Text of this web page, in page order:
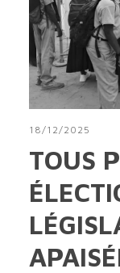
18/12/2025
TOUS